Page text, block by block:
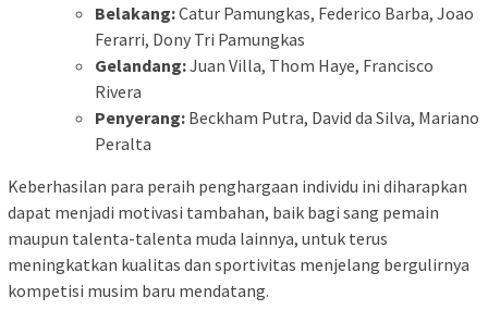
Belakang:Catur Pamungkas, Federico Barba, Joao
Ferarri, Dony Tri Pamungkas
Gelandang:Juan Villa, Thom Haye, Francisco
Rivera
Penyerang: Beckham Putra, David da Silva, Mariano
Peralta
Keberhasilan para peraih penghargaan individu ini diharapkan
dapat menjadi motivasi tambahan, baik bagi sang pemain
maupun talenta-talenta muda lainnya, untuk terus
meningkatkan kualitas dan sportivitas menjelang bergulirnya
kompetisi musim baru mendatang.